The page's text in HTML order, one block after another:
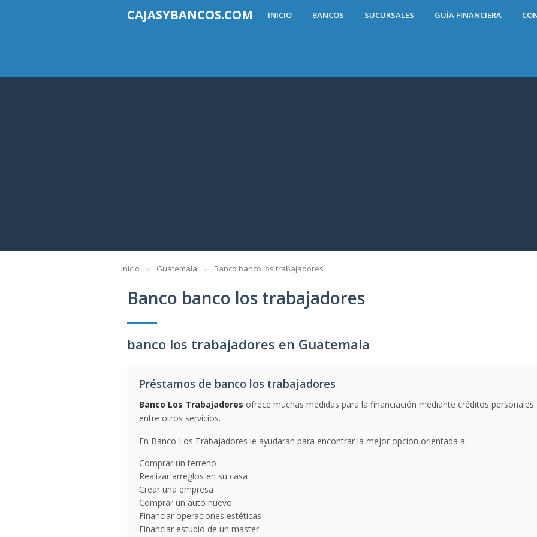
CAJASYBANCOS.COM INICIO BANCOS SUCURSALES GUÍA FINANCIERA
Inicio Guatemala Banco banco los trabajadores
Banco banco los trabajadores
banco los trabajadores en Guatemala
Préstamos de banco los trabajadores
Banco Los Trabajadores ofrece muchas medidas para la financiación mediante créditos personales
entre otros servicios.
En Banco Los Trabajadores le ayudaran para encontrar la mejor opción orientada a:
Comprar un terreno
Realizar arreglos en su casa
Crear una empresa
Comprar un auto nuevo
Financiar operaciones estéticas
Financiar estudio de un master